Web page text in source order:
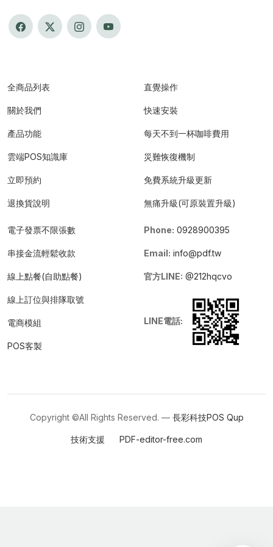
全商品列表
關於我們
產品功能
雲端POS知識庫
立即預約
退換貨說明
直覺操作
快速安裝
每天不到一杯咖啡費用
災難恢復機制
免費系統升級更新
無痛升級(可原裝置升級)
電子發票不限張數
串接金流輕鬆收款
線上點餐(自助點餐)
線上訂位與排隊取號
電商模組
POS客製
Phone: 0928900395
Email: info@pdf.tw
官方LINE: @212hqcvo
LINE電話:
Copyright ©All Rights Reserved. — 長彩科技POS Qup
技術支援 PDF-editor-free.com